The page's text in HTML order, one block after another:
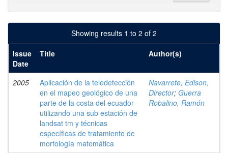
Showing results 1 to 2 of 2
Issue
Date
Title Author(s)
2005
Aplicación de la teledetección
en el mapeo geológico de una
parte de la costa del ecuador
utilizando una sub estación de
landsat tm y técnicas
específicas de tratamiento de
morfología matemática
Navarrete, Edison,
Director; Guerra
Robalino, Ramón